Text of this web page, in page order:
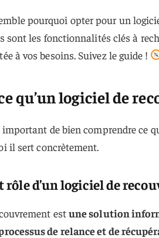
pourquoi opter pour un
sont les fonctionnalités clés à
à vos besoins. Suivez le guide !
qu’un logiciel de
de bien comprendre ce
il sert concrètement.
d’un logiciel de
estune solution
de relance et de